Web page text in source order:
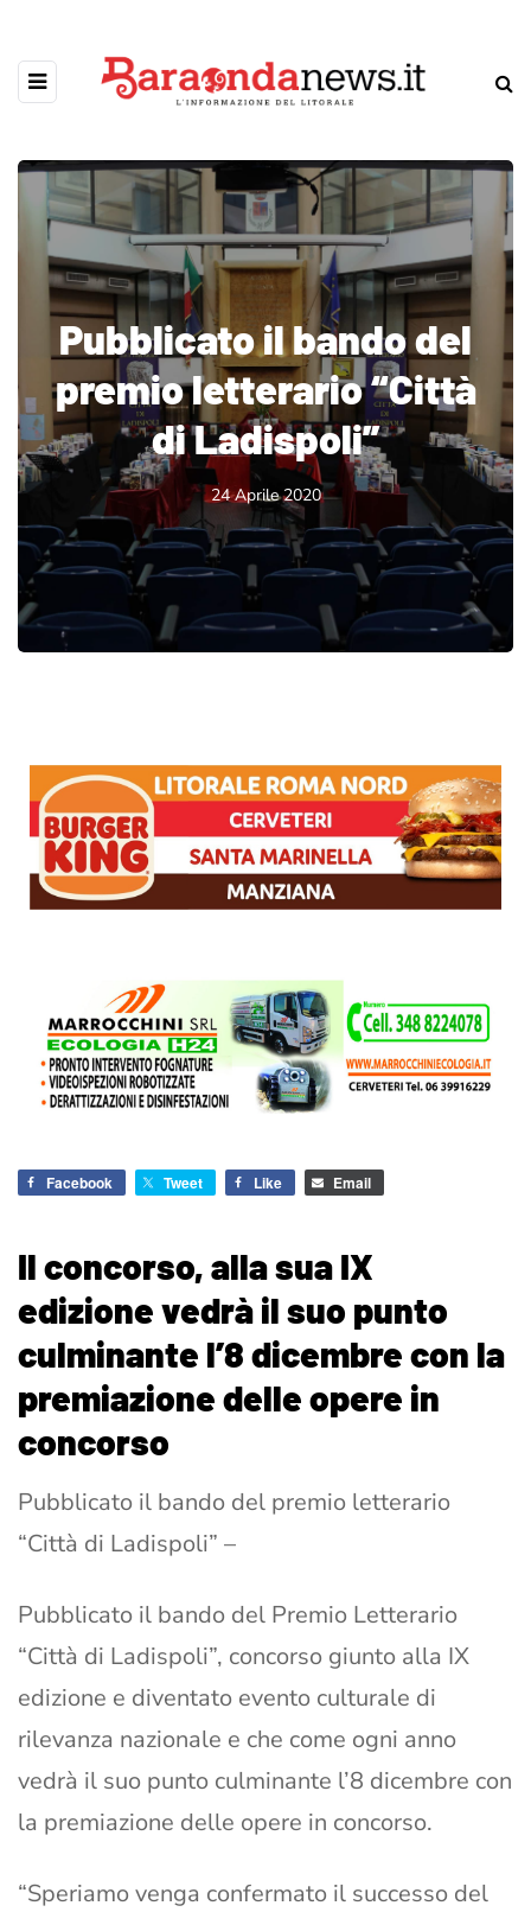
Pubblicato il bando del
premio letterario “Città
di Ladispoli”
24 Aprile 2020
Facebook Tweet Like Email
Il concorso, alla sua IX
edizione vedrà il suo punto
culminante l’8 dicembre con la
premiazione delle opere in
concorso
Pubblicato il bando del premio letterario
“Città di Ladispoli” –
Pubblicato il bando del Premio Letterario
“Città di Ladispoli”, concorso giunto alla IX
edizione e diventato evento culturale di
rilevanza nazionale e che come ogni anno
vedrà il suo punto culminante l’8 dicembre con
la premiazione delle opere in concorso.
“Speriamo venga confermato il successo del